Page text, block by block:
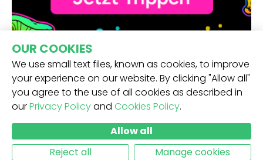
ERHALTE UNSEREN NEWSLETTER -
ABSCHICKEN
OUR COOKIES
We use small text files, known as cookies, to improve
your experience on our website. By clicking "Allow all"
you agree to the use of all cookies as described in
ourPrivacy Policyand Cookies Policy.
Allow all
Reject all
Manage cookies